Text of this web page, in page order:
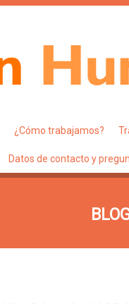
¿Cómo trabajamos?
Datos de contacto y